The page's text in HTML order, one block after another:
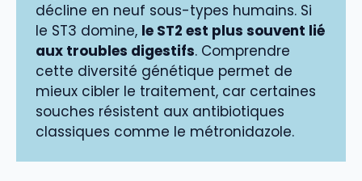
décline en neuf sous-types humains. Si
le ST3 domine, le ST2 est plus souvent lié
aux troubles digestifs. Comprendre
cette diversité génétique permet de
mieux cibler le traitement, car certaines
souches résistent aux antibiotiques
classiques comme le métronidazole.